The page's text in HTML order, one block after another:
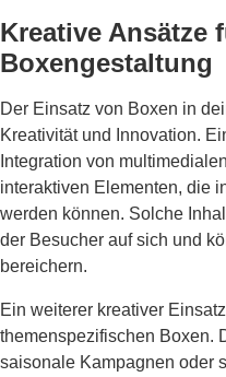
Kreative Ansätze
Boxengestaltung
Der Einsatz von Boxen in
Kreativität und Innovation.
Integration von
interaktiven Elementen, die
werden können. Solche
der Besucher auf sich und
bereichern.
Ein weiterer kreativer
themenspezifischen Boxen.
saisonale Kampagnen oder